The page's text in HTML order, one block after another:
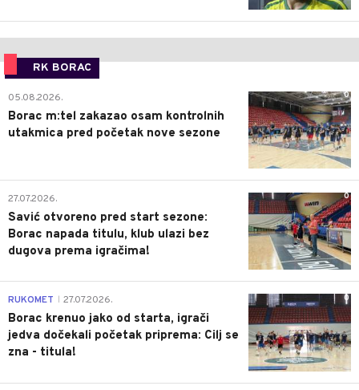
RK BORAC
0
05.08.2026.
Borac m:tel zakazao osam kontrolnih
utakmica pred početak nove sezone
0
27.07.2026.
Savić otvoreno pred start sezone:
Borac napada titulu, klub ulazi bez
dugova prema igračima!
0
RUKOMET 27.07.2026.
Borac krenuo jako od starta, igrači
jedva dočekali početak priprema: Cilj se
zna - titula!